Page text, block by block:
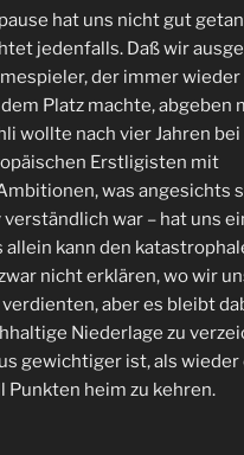
hat uns nicht gut
jedenfalls. Daß wir
der immer wieder
Platz machte, abgeben
wollte nach vier Jahren bei
Erstligisten mit
was angesichts
war – hat uns
allein kann den
nicht erklären, wo wir
aber es bleibt
Niederlage zu
gewichtiger ist, als wieder
Punkten heim zu kehren.